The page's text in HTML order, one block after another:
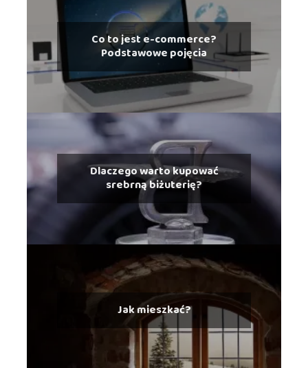
Co to jest e-commerce?
Podstawowe pojęcia
Dlaczego warto kupować
srebrną biżuterię?
Jak mieszkać?